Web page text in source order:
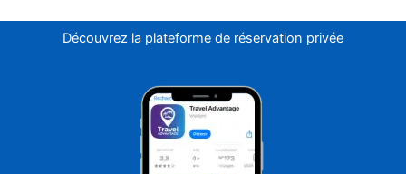
Découvrez la plateforme de réservation privée